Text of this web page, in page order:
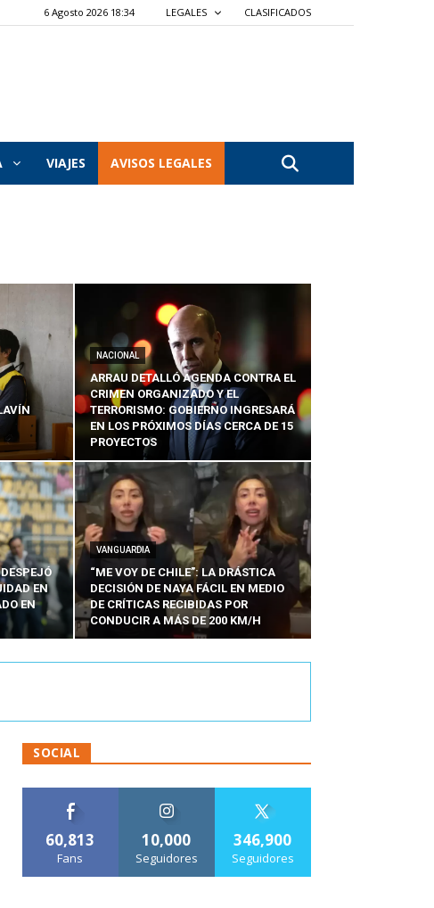
6 Agosto 2026 18:34 LEGALES CLASIFICADOS
VIAJES AVISOS LEGALES
NACIONAL
ARRAU DETALLÓ AGENDA CONTRA EL
CRIMEN ORGANIZADO Y EL
TERRORISMO: GOBIERNO INGRESARÁ
EN LOS PRÓXIMOS DÍAS CERCA DE 15
PROYECTOS
EN
EN
VANGUARDIA
“ME VOY DE CHILE”: LA DRÁSTICA
DECISIÓN DE NAYA FÁCIL EN MEDIO
DE CRÍTICAS RECIBIDAS POR
CONDUCIR A MÁS DE 200 KM/H
SOCIAL
60,813
Fans
10,000
Seguidores
346,900
Seguidores